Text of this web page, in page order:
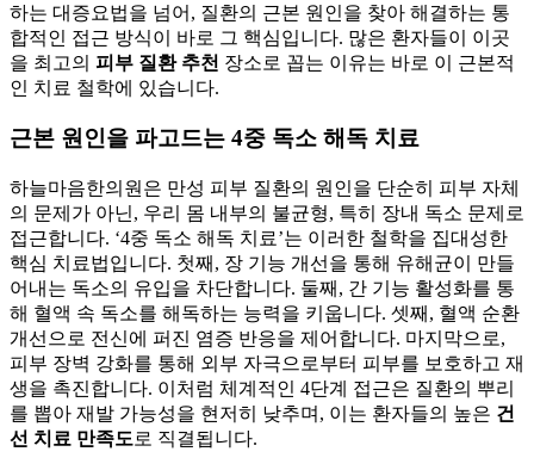
하는 대증요법을 넘어, 질환의 근본 원인을 찾아 해결하는 통
합적인 접근 방식이 바로 그 핵심입니다. 많은 환자들이 이곳
을 최고의 피부 질환 추천 장소로 꼽는 이유는 바로 이 근본적
인 치료 철학에 있습니다.
근본 원인을 파고드는 4중 독소 해독 치료
하늘마음한의원은 만성 피부 질환의 원인을 단순히 피부 자체
의 문제가 아닌, 우리 몸 내부의 불균형, 특히 장내 독소 문제로
접근합니다. ‘4중 독소 해독 치료’는 이러한 철학을 집대성한
핵심 치료법입니다. 첫째, 장 기능 개선을 통해 유해균이 만들
어내는 독소의 유입을 차단합니다. 둘째, 간 기능 활성화를 통
해 혈액 속 독소를 해독하는 능력을 키웁니다. 셋째, 혈액 순환
개선으로 전신에 퍼진 염증 반응을 제어합니다. 마지막으로,
피부 장벽 강화를 통해 외부 자극으로부터 피부를 보호하고 재
생을 촉진합니다. 이처럼 체계적인 4단계 접근은 질환의 뿌리
를 뽑아 재발 가능성을 현저히 낮추며, 이는 환자들의 높은 건
선 치료 만족도로 직결됩니다.